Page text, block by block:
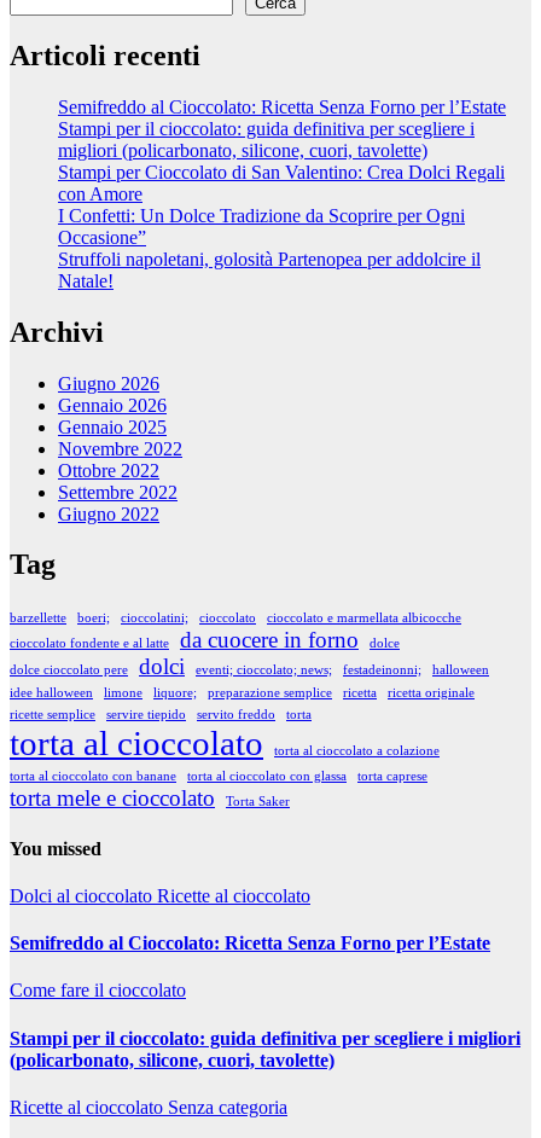
Articoli recenti
Semifreddo al Cioccolato: Ricetta Senza Forno per l’Estate
Stampi per il cioccolato: guida definitiva per scegliere i
migliori (policarbonato, silicone, cuori, tavolette)
Stampi per Cioccolato di San Valentino: Crea Dolci Regali
con Amore
I Confetti: Un Dolce Tradizione da Scoprire per Ogni
Occasione”
Struffoli napoletani, golosità Partenopea per addolcire il
Natale!
Archivi
Giugno 2026
Gennaio 2026
Gennaio 2025
Novembre 2022
Ottobre 2022
Settembre 2022
Giugno 2022
Tag
barzellette boeri; cioccolatini; cioccolato
cioccolato e marmellata albicocche
cioccolato fondente e al latte
da cuocere in forno
dolce
dolce cioccolato pere
dolci eventi; cioccolato; news; festadeinonni;
halloween
idee halloween
limone liquore; preparazione semplice ricetta
ricetta originale
ricette semplice
servire tiepido servito freddo torta
torta al cioccolato
torta al cioccolato a colazione
torta al cioccolato con banane
torta al cioccolato con glassa torta caprese
torta mele e cioccolato Torta Saker
You missed
Dolci al cioccolato Ricette al cioccolato
Semifreddo al Cioccolato: Ricetta Senza Forno per l’Estate
Come fare il cioccolato
Stampi per il cioccolato: guida definitiva per scegliere i migliori
(policarbonato, silicone, cuori, tavolette)
Ricette al cioccolato Senza categoria